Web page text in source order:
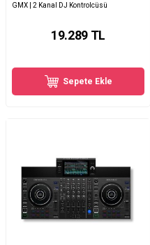
GMX | 2 Kanal DJ Kontrolcüsü
19.289TL
Sepete Ekle